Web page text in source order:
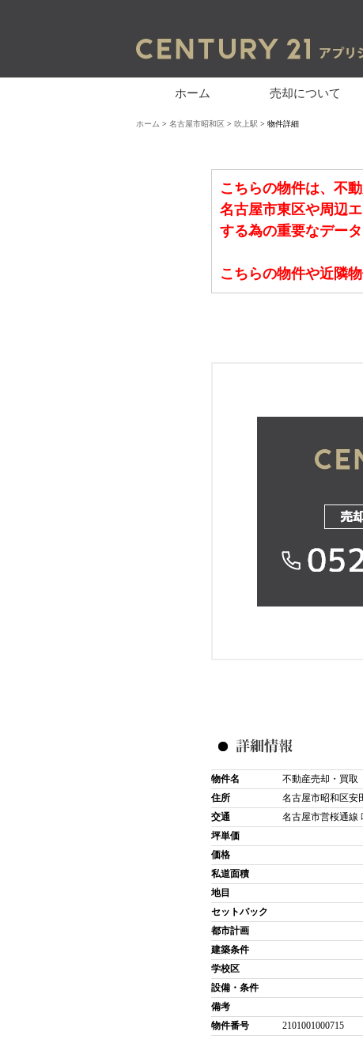
ホーム 売却について
ホーム > 名古屋市昭和区 > 吹上駅 > 物件詳細
こちらの物件は、不
名古屋市東区や周辺
する為の重要なデータ
こちらの物件や近隣
物件名
不動産売却・買
住所
名古屋市昭和区安
交通
名古屋市営桜通
坪単価
価格
私道面積
地目
セットバック
都市計画
建築条件
学校区
設備・条件
備考
物件番号
2101001000715